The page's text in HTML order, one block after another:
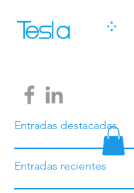
Entradas destacadas
Entradas recientes